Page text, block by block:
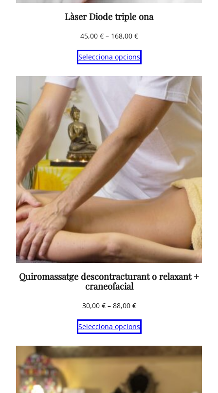
Làser Diode triple ona
45,00 € – 168,00 €Interval
preus:
a
168,00 €
Selecciona opcions
Quiromassatge descontracturant o relaxant +
craneofacial
30,00 € – 88,00 €Interval
preus:
88,00 €
Selecciona opcions